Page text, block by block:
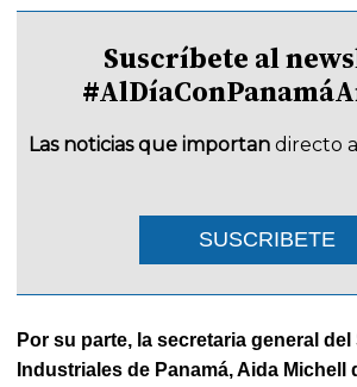
Suscríbete al
Las noticias que importan directo
SUSCRIBETE
Por su parte, la secretaria general
Industriales de Panamá, Aida Michell